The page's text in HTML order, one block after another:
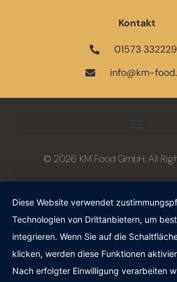
Kontakt
01573
info@km-
© 2026 KM Food GmbH. All
Diese Website verwendet
Technologien von Drittanbietern, um
integrieren. Wenn Sie auf die
klicken, werden diese Funktionen
Nach erfolgter Einwilligung verarbeiten